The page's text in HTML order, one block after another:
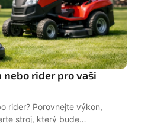
nebo rider pro vaši
rider? Porovnejte výkon,
stroj, který bude